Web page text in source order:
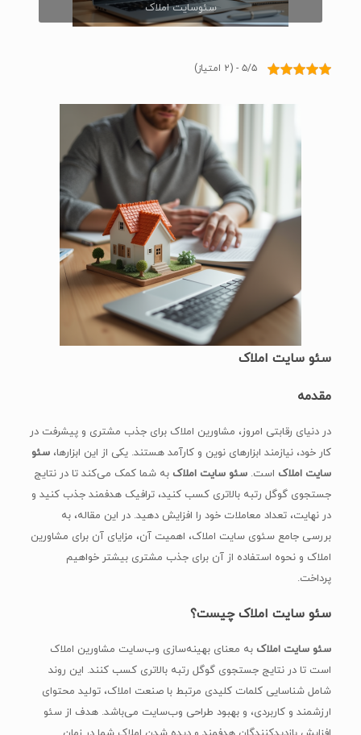
سئوسایت املاک
۵/۵ - (۲ امتیاز)
سئو سایت املاک
مقدمه
در دنیای رقابتی امروز، مشاورین املاک برای جذب مشتری و پیشرفت در
کار خود، نیازمند ابزارهای نوین و کارآمد هستند. یکی از این ابزارها، سئو
سایت املاک است. سئو سایت املاک به شما کمک می‌کند تا در نتایج
جستجوی گوگل رتبه بالاتری کسب کنید، ترافیک هدفمند جذب کنید و
در نهایت، تعداد معاملات خود را افزایش دهید. در این مقاله، به
بررسی جامع سئوی سایت املاک، اهمیت آن، مزایای آن برای مشاورین
املاک و نحوه استفاده از آن برای جذب مشتری بیشتر خواهیم
پرداخت.
سئو سایت املاک چیست؟
سئو سایت املاک به معنای بهینه‌سازی وب‌سایت مشاورین املاک
است تا در نتایج جستجوی گوگل رتبه بالاتری کسب کنند. این روند
شامل شناسایی کلمات کلیدی مرتبط با صنعت املاک، تولید محتوای
ارزشمند و کاربردی، و بهبود طراحی وب‌سایت می‌باشد. هدف از سئو